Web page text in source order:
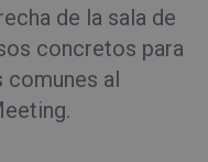
de la sala de
concretos para
comunes al